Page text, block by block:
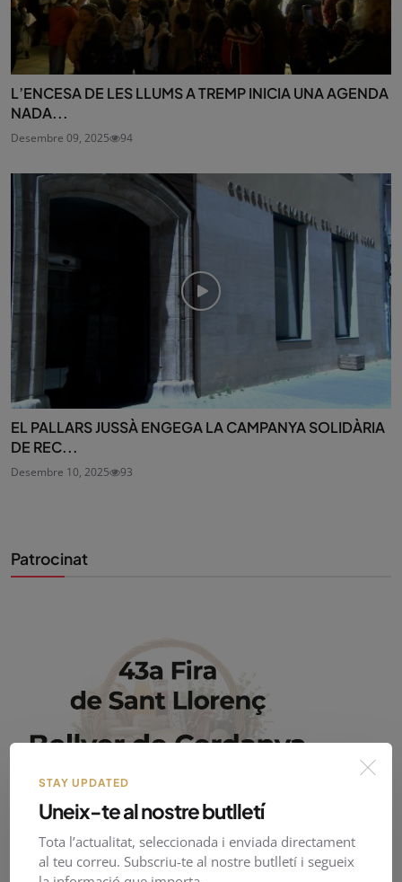
L’ENCESA DE LES LLUMS A TREMP INICIA UNA AGENDA
NADA...
Desembre 09, 2025 94
EL PALLARS JUSSÀ ENGEGA LA CAMPANYA SOLIDÀRIA
DE REC...
Desembre 10, 2025 93
Patrocinat
STAY UPDATED
Uneix-te al nostre butlletí
Tota l’actualitat, seleccionada i enviada directament
al teu correu. Subscriu-te al nostre butlletí i segueix